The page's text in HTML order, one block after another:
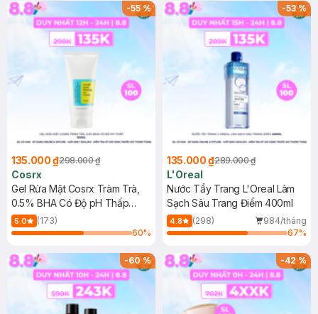
-55%
135.000 ₫298.000 ₫
Cosrx
Gel Rửa Mặt Cosrx Tràm Trà,
0.5% BHA Có Độ pH Thấp
150ml
5.0
(173)
60%
-53%
135.000 ₫289.000 ₫
L'Oreal
Nước Tẩy Trang L'Oreal Làm
Sạch Sâu Trang Điểm 400ml
4.8 (298)
984/tháng
67%
-60% -42%